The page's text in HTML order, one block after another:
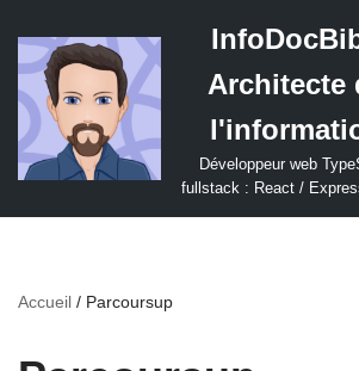
Aller
au
contenu
Architecte
Développeur web
fullstack : React /
Accueil / Parcoursup